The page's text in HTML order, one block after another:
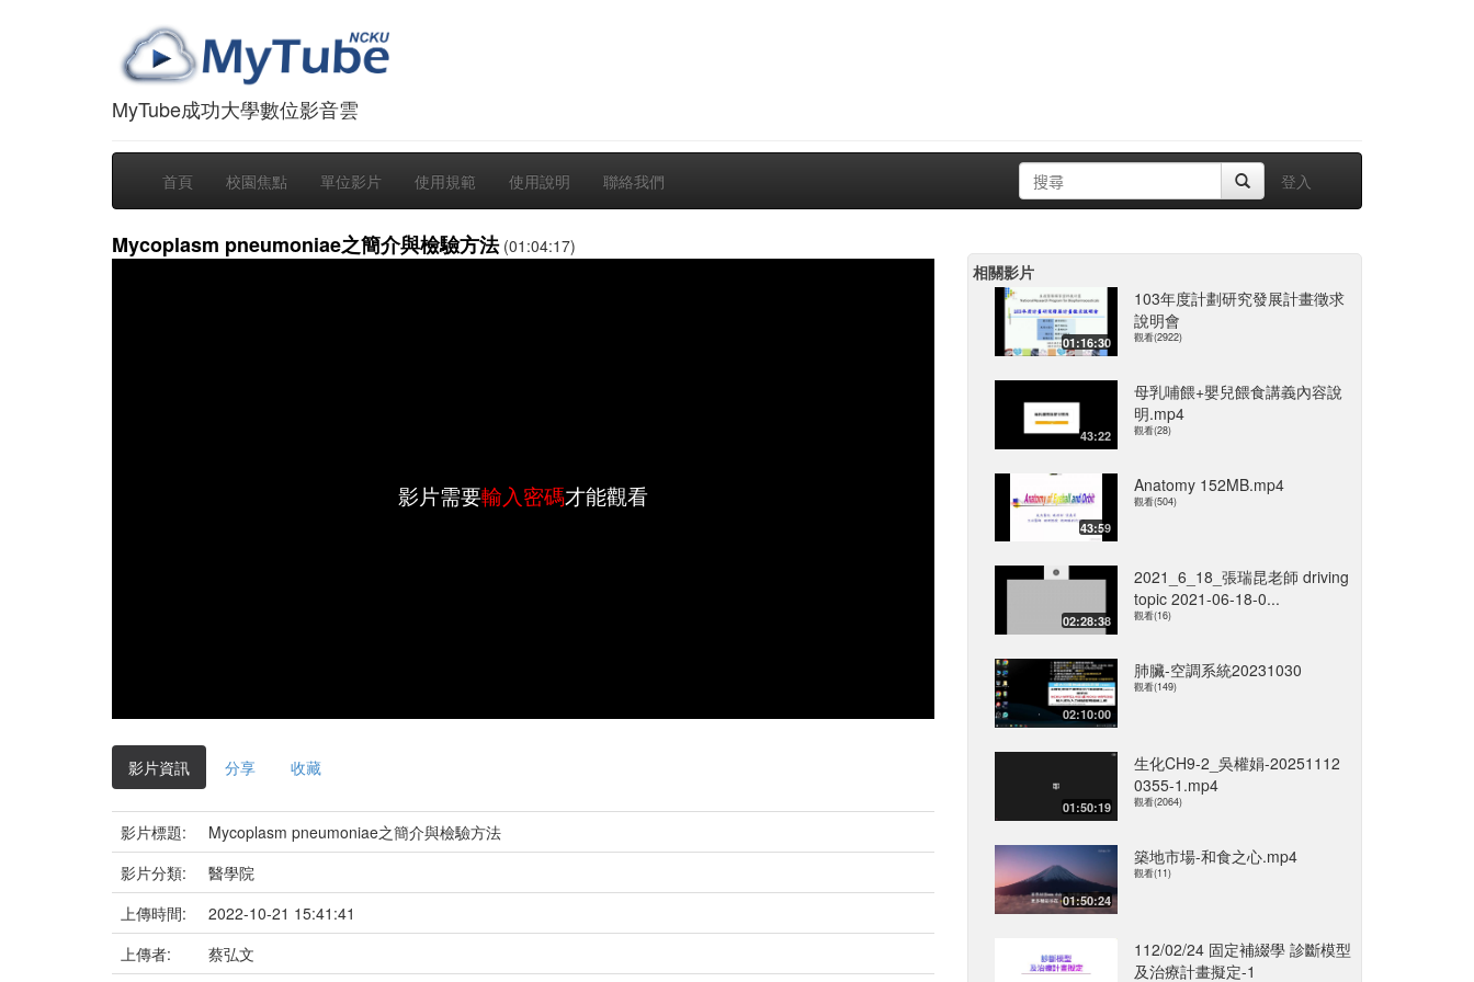
MyTube成功大學數位影音雲
首頁 校園焦點 單位影片 使用規範 使用說明 聯絡我們 登入
Mycoplasm pneumoniae之簡介與檢驗方法(01:04:17)
影片需要輸入密碼才能觀看
影片資訊 分享 收藏
影片標題:
Mycoplasm pneumoniae之簡介與檢驗方法
影片分類:
醫學院
上傳時間:
2022-10-21 15:41:41
上傳者:
蔡弘文
相關影片
01:16:30
103年度計劃研究發展計畫徵求
說明會
觀看(2922)
43:22
母乳哺餵+嬰兒餵食講義內容說
明.mp4
觀看(28)
43:59
Anatomy 152MB.mp4
觀看(504)
02:28:38
2021_6_18_張瑞昆老師 driving
topic 2021-06-18-0...
觀看(16)
02:10:00
肺臟-空調系統20231030
觀看(149)
01:50:19
生化CH9-2_吳權娟-20251112
0355-1.mp4
觀看(2064)
01:50:24
築地市場-和食之心.mp4
觀看(11)
112/02/24 固定補綴學 診斷模型
及治療計畫擬定-1